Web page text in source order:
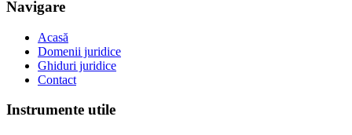
Navigare
Acasă
Domenii juridice
Ghiduri juridice
Contact
Instrumente utile